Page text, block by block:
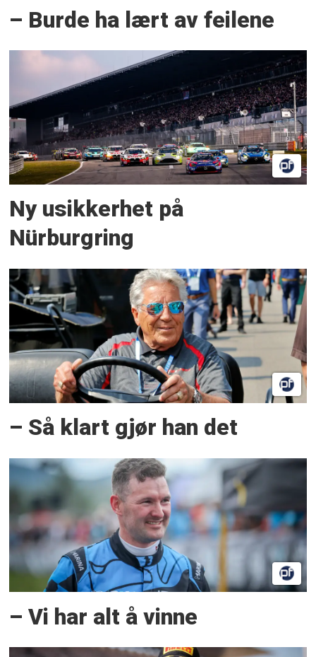
– Burde ha lært av feilene
Ny usikkerhet på
Nürburgring
– Så klart gjør han det
– Vi har alt å vinne